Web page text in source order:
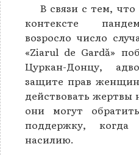
В связи с тем,
контексте
возросло число
«Ziarul de Gardă»
Цуркан-Донцу,
защите прав
действовать жертвы
они могут
поддержку, когда
насилию.